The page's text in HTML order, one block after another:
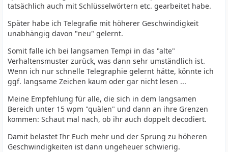
tatsächlich auch mit Schlüsselwörtern etc. gearbeitet habe.
Später habe ich Telegrafie mit höherer Geschwindigkeit
unabhängig davon "neu" gelernt.
Somit falle ich bei langsamen Tempi in das "alte"
Verhaltensmuster zurück, was dann sehr umständlich ist.
Wenn ich nur schnelle Telegraphie gelernt hätte, könnte ich
ggf. langsame Zeichen kaum oder gar nicht lesen ...
Meine Empfehlung für alle, die sich in dem langsamen
Bereich unter 15 wpm "quälen" und dann an ihre Grenzen
kommen: Schaut mal nach, ob ihr auch doppelt decodiert.
Damit belastet Ihr Euch mehr und der Sprung zu höheren
Geschwindigkeiten ist dann ungeheuer schwierig.